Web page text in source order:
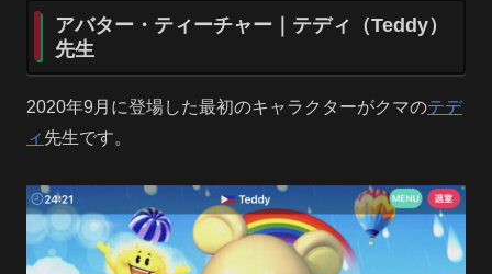
アバター・ティーチャー｜テディ（Teddy）
先生
2020年9月に登場した最初のキャラクターがクマのテデ
ィ 先生です。